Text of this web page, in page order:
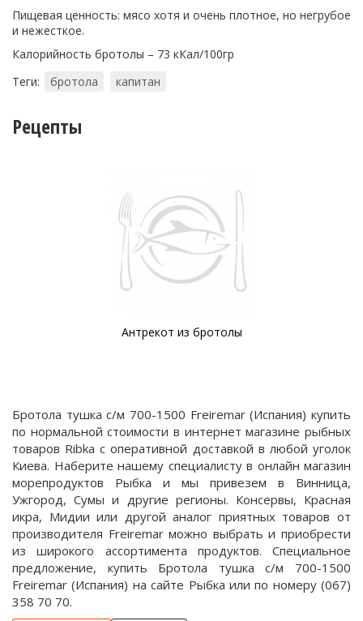
Пищевая ценность: мясо хотя и очень плотное, но негрубое
и нежесткое.
Калорийность бротолы – 73 кКал/100гр
Теги:
бротола капитан
Рецепты
Антрекот из бротолы
Бротола тушка с/м 700-1500 Freiremar (Испания) купить
по нормальной стоимости в интернет магазине рыбных
товаров Ribka с оперативной доставкой в любой уголок
Киева. Наберите нашему специалисту в онлайн магазин
морепродуктов Рыбка и мы привезем в Винница,
Ужгород, Сумы и другие регионы. Консервы, Красная
икра, Мидии или другой аналог приятных товаров от
производителя Freiremar можно выбрать и приобрести
из широкого ассортимента продуктов. Специальное
предложение, купить Бротола тушка с/м 700-1500
Freiremar (Испания) на сайте Рыбка или по номеру (067)
358 70 70.